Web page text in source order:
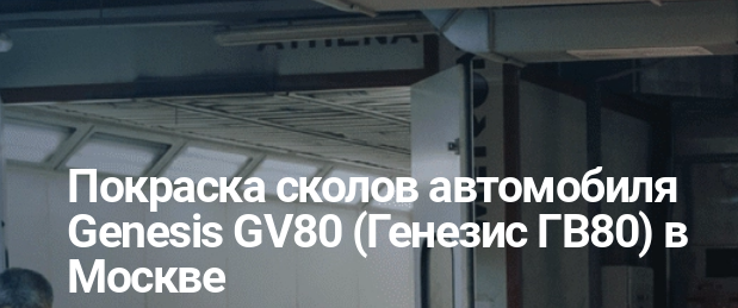
Покраска сколов автомобиля
Genesis GV80 (Генезис ГВ80) в
Москве